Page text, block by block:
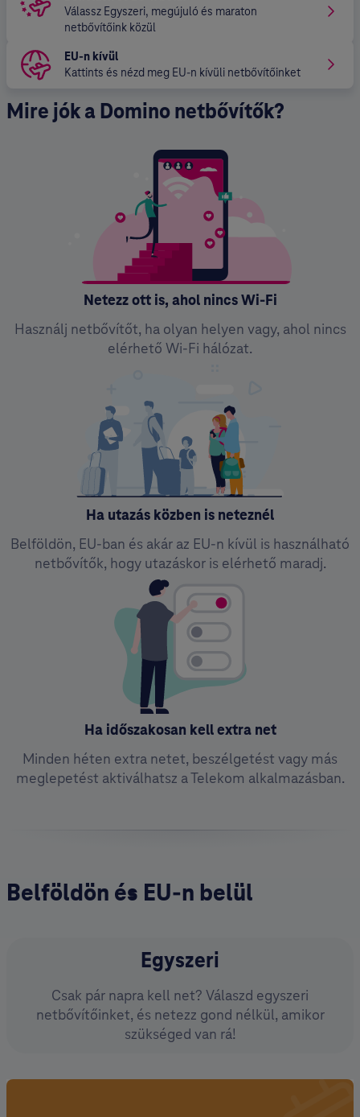
Válassz Egyszeri, megújuló és maraton
netbővítőink közül
EU-n kívül
Kattints és nézd meg EU-n kívüli netbővítőinket
Mire jók a Domino netbővítők?
Netezz ott is, ahol nincs Wi-Fi
Használj netbővítőt, ha olyan helyen vagy, ahol nincs
elérhető Wi-Fi hálózat.
Ha utazás közben is neteznél
Belföldön, EU-ban és akár az EU-n kívül is használható
netbővítők, hogy utazáskor is elérhető maradj.
Ha időszakosan kell extra net
Minden héten extra netet, beszélgetést vagy más
meglepetést aktiválhatsz a Telekom alkalmazásban.
Belföldön és EU-n belül
Egyszeri
Csak pár napra kell net? Válaszd egyszeri
netbővítőinket, és netezz gond nélkül, amikor
szükséged van rá!